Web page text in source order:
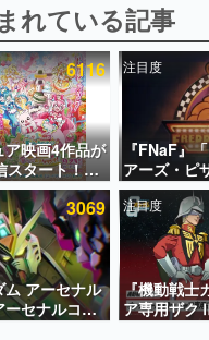
アップ
まれている記事ランキング
報
集一覧
殿堂入り記事
拡散数が数千以上！ ページビュ
多くの人々に読まれた、電ファ
まとめました。
れている記事
6116
ア映画4作品が
スタート！な
年の映画ほぼ
ぶっちゃけ
ナップ
注目度
『FNaF』
アーズ・ピ
リカの商業
Dream」に
事だけでな
没入型のホ
3069
ム アーセナル
セナルコマ
28日からオ
注目度
『機動戦士
ア専用ザク
散水ホース